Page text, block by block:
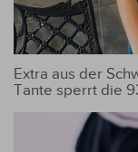
Extra aus der
Tante sperrt die